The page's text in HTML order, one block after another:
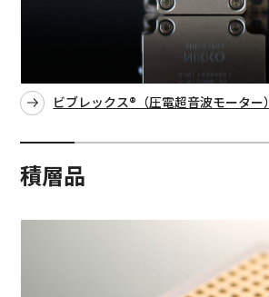
ビブレックス®（圧電超音波モーター）
積層品